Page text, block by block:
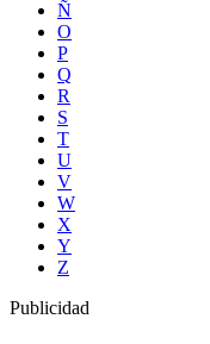
Ñ
O
P
Q
R
S
T
U
V
W
X
Y
Z
Publicidad